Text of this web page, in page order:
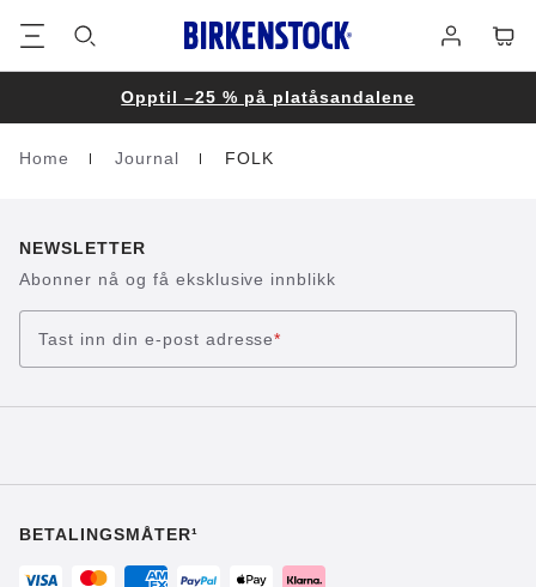
Opptil –25 % på platåsandalene
Homepage
Home Journal FOLK
NEWSLETTER
Abonner nå og få eksklusive innblikk
Tast inn din e-post adresse*
BETALINGSMÅTER¹